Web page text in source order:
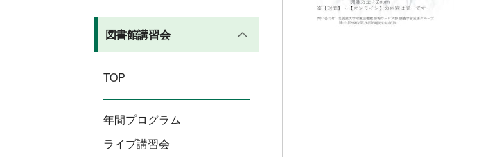
図書館講習会
TOP
年間プログラム
ライブ講習会